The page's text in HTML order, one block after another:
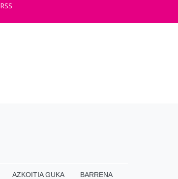
RSS
AZKOITIA GUKA BARRENA